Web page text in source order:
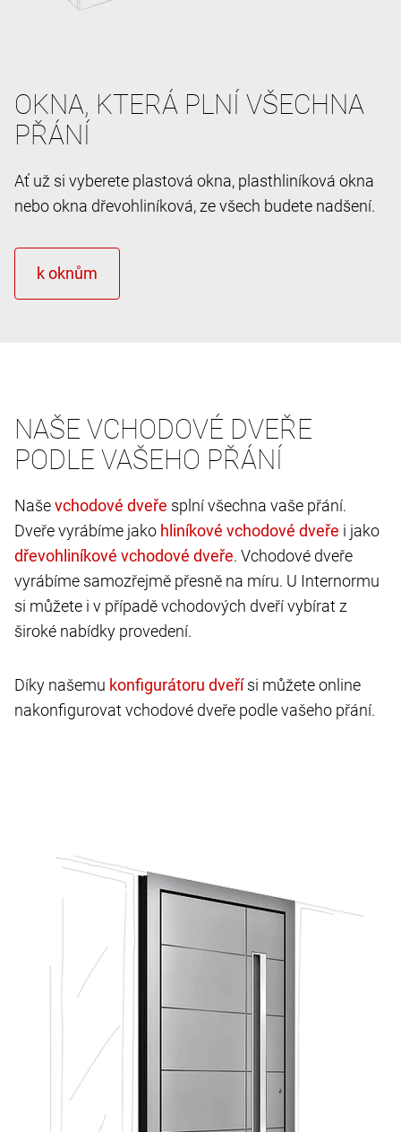
OKNA, KTERÁ PLNÍ VŠECHNA
PŘÁNÍ
Ať už si vyberete plastová okna, plasthliníková okna
nebo okna dřevohliníková, ze všech budete nadšení.
NAŠE VCHODOVÉ DVEŘE
PODLE VAŠEHO PŘÁNÍ
Naše
splní všechna vaše přání.
Dveře vyrábíme jako
i jako
. Vchodové dveře
vyrábíme samozřejmě přesně na míru. U Internormu
si můžete i v případě vchodových dveří vybírat z
široké nabídky provedení.
Díky našemu
si můžete online
nakonfigurovat vchodové dveře podle vašeho přání.